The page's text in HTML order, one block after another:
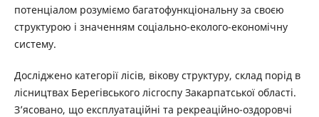
потенціалом розуміємо багатофункціональну за своєю
структурою і значенням соціально-еколого-економічну
систему.
Досліджено категорії лісів, вікову структуру, склад порід в
лісництвах Берегівського лісгоспу Закарпатської області.
З’ясовано, що експлуатаційні та рекреаційно-оздоровчі